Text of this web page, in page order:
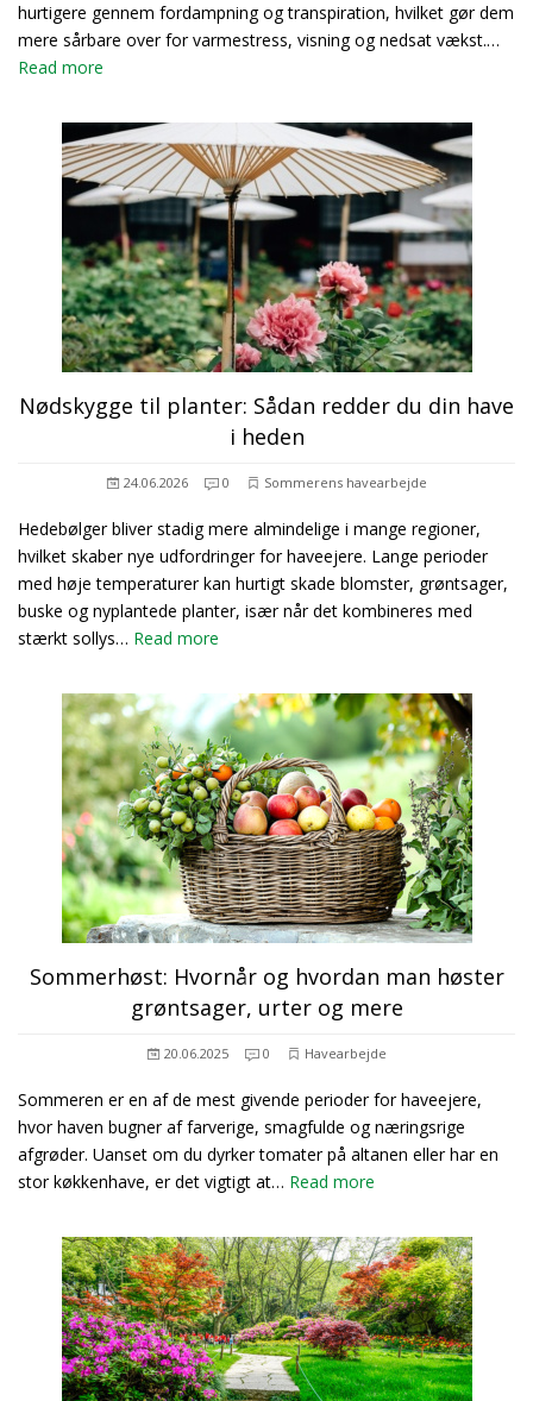
hurtigere gennem fordampning og transpiration, hvilket gør dem
mere sårbare over for varmestress, visning og nedsat vækst.…
Read more
Nødskygge til planter: Sådan redder du din have
i heden
24.06.2026 0 Sommerens havearbejde
Hedebølger bliver stadig mere almindelige i mange regioner,
hvilket skaber nye udfordringer for haveejere. Lange perioder
med høje temperaturer kan hurtigt skade blomster, grøntsager,
buske og nyplantede planter, især når det kombineres med
stærkt sollys… Read more
Sommerhøst: Hvornår og hvordan man høster
grøntsager, urter og mere
20.06.2025 0 Havearbejde
Sommeren er en af de mest givende perioder for haveejere,
hvor haven bugner af farverige, smagfulde og næringsrige
afgrøder. Uanset om du dyrker tomater på altanen eller har en
stor køkkenhave, er det vigtigt at… Read more